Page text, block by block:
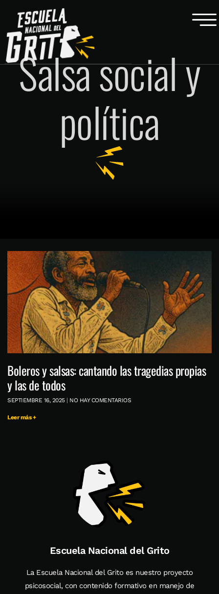
Salsa social y
política
Boleros y salsas: cantando las tragedias propias
y las de todos
SEPTIEMBRE 16, 2025 NO HAY COMENTARIOS
Leer más +
Escuela Nacional del Grito
La Escuela Nacional del Grito es nuestro proyecto
psicosocial, con contenido formativo en manejo de